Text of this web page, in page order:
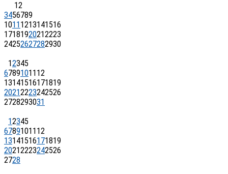
12
3456789
1011 1213141516
17181920212223
24252627282930
12345
67891011 12
13141516171819
20212223242526
2728293031
12345
67891011 12
13141516171819
20212223242526
2728